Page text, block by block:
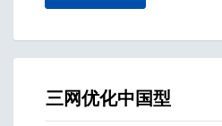
三网优化中国型